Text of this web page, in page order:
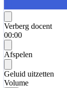
Verberg docent
00:00
Afspelen
Geluid uitzetten
Volume